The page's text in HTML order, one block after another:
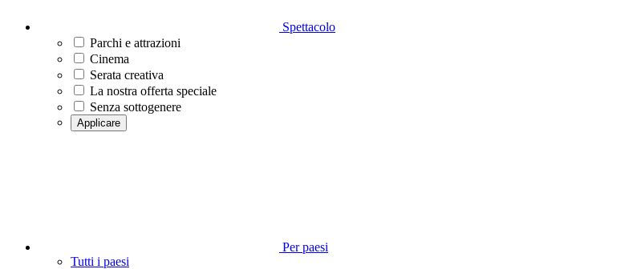
Spettacolo
Parchi e attrazioni
Cinema
Serata creativa
La nostra offerta speciale
Senza sottogenere
Applicare
Per paesi
Tutti i paesi